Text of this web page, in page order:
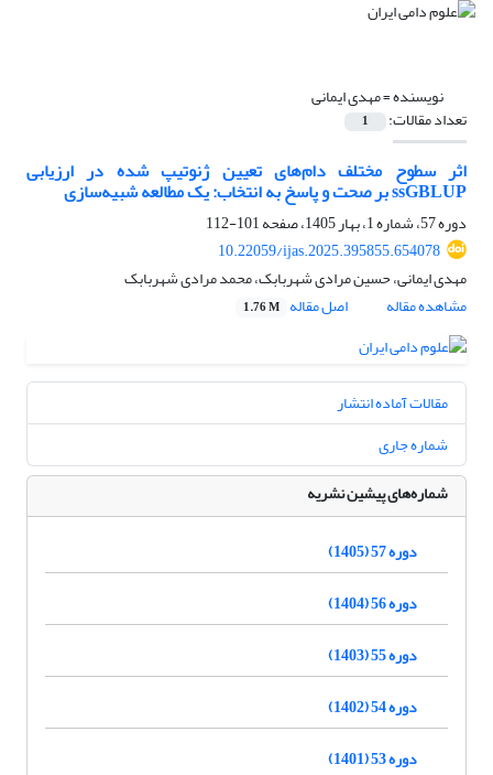
نویسنده =مهدی ایمانی
تعداد مقالات: 1
اثر سطوح مختلف دام‌های تعیین ژنوتیپ شده در ارزیابی
ssGBLUP بر صحت و پاسخ به انتخاب: یک مطالعه شبیه‌سازی
دوره 57، شماره 1، بهار 1405، صفحه
101-112
10.22059/ijas.2025.395855.654078
مهدی ایمانی، حسین مرادی شهربابک، محمد مرادی شهربابک
مشاهده مقاله
اصل مقاله 1.76 M
مقالات آماده انتشار
شماره جاری
شماره‌های پیشین نشریه
دوره 57 (1405)
دوره 56 (1404)
دوره 55 (1403)
دوره 54 (1402)
دوره 53 (1401)